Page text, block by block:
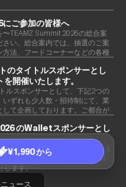
¥1,990 から
ご参加の皆様へ
TEAMZ Summit 2026の総合案
い。総合案内では、抽選のご案
法、フードコーナーなどの各種
ください。詳細
タイトルスポンサーとし
開催いたします。
ルスポンサーとして、下記2つの
ずれも少人数・招待制にて、業
て企画しております。ご都合が
のWalletスポンサーとし
スポンサーとして協賛していま
着100名様に、Tangem Wallet
します。
ュース